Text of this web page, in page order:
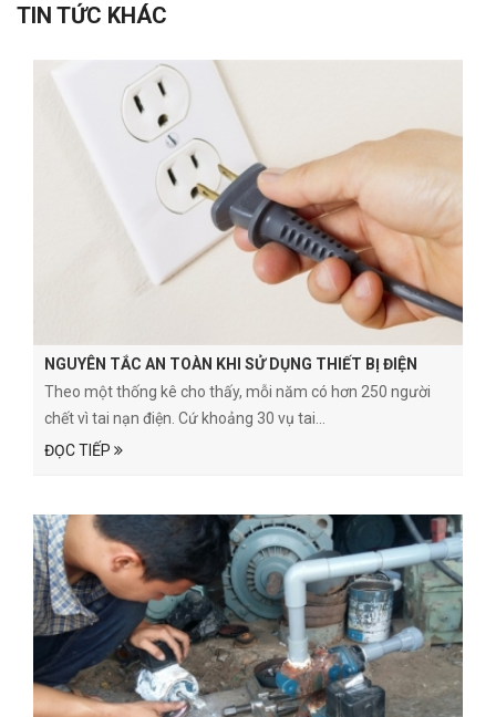
TIN TỨC KHÁC
NGUYÊN TẮC AN TOÀN KHI SỬ DỤNG THIẾT BỊ ĐIỆN
Theo một thống kê cho thấy, mỗi năm có hơn 250 người
chết vì tai nạn điện. Cứ khoảng 30 vụ tai...
ĐỌC TIẾP